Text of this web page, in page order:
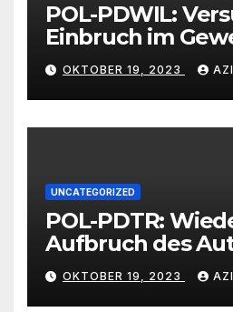
POL-PDWIL:
Einbruch im
Wittlich
OKTOBER 19, 2023
UNCATEGORIZED
POL-PDTR:
Aufbruch des
Hermeskeil am
OKTOBER 19, 2023